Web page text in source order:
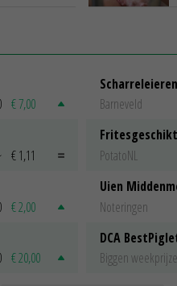
€ 7,00
€ 1,11
€ 2,00
€ 20,00
Barneveld
Fritesgeschikt
PotatoNL
Uien
Noteringen
DCA
Biggen